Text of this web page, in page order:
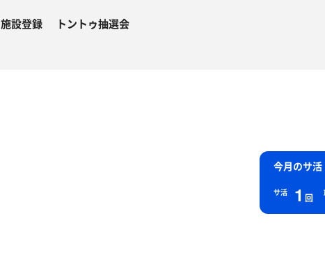
施設登録 トントゥ抽選会
今月のサ活
サ活 1 回